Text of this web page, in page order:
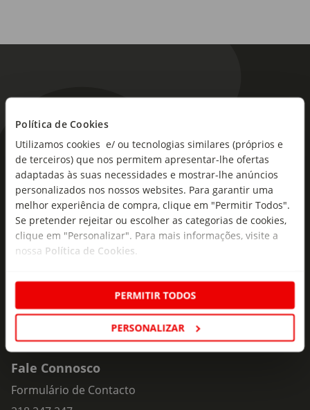
Política de Cookies
Utilizamos cookies e/ ou tecnologias similares (próprios e
de terceiros) que nos permitem apresentar-lhe ofertas
adaptadas às suas necessidades e mostrar-lhe anúncios
personalizados nos nossos websites. Para garantir uma
melhor experiência de compra, clique em "Permitir Todos".
Se pretender rejeitar ou escolher as categorias de cookies,
clique em "Personalizar". Para mais informações, visite a
nossa Política de Cookies
PERMITIR TODOS
PERSONALIZAR
As novidades mais frescas no
seu e-mail!
Subscreva e descubra campanhas exclusivas,
ofertas e novidades para si.
Insira o seu e-
mail
Fale Connosco
Formulário de Contacto